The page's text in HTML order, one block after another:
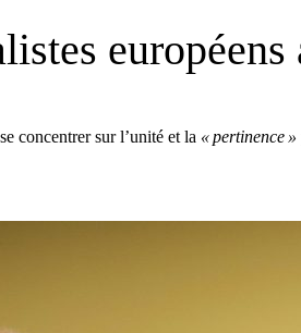
concentrer sur l’unité et la « pertinence »